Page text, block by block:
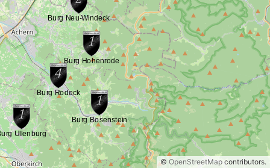
© OpenStreetMap contributors.